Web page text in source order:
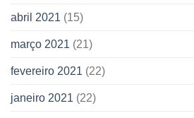
abril 2021 (15)
março 2021 (21)
fevereiro 2021 (22)
janeiro 2021 (22)